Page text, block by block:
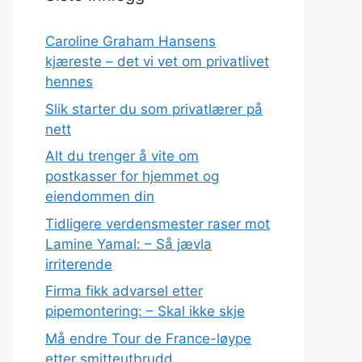
Caroline Graham Hansens
kjæreste – det vi vet om privatlivet
hennes
Slik starter du som privatlærer på
nett
Alt du trenger å vite om
postkasser for hjemmet og
eiendommen din
Tidligere verdensmester raser mot
Lamine Yamal: – Så jævla
irriterende
Firma fikk advarsel etter
pipemontering: – Skal ikke skje
Må endre Tour de France-løype
etter smitteutbrudd